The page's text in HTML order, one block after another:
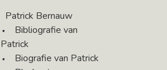
Patrick Bernauw
Bibliografie van
Patrick
Biografie van Patrick